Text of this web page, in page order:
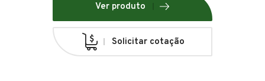
Ver produto
Solicitar cotação